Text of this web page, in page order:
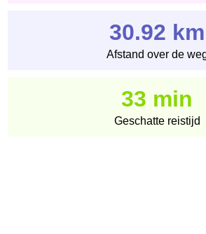
30.92 km
Afstand over de
33 min
Geschatte reistijd